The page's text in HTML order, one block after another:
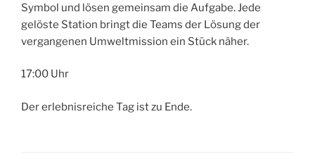
Symbol und lösen gemeinsam die Aufgabe. Jede
gelöste Station bringt die Teams der Lösung der
vergangenen Umweltmission ein Stück näher.
17:00 Uhr
Der erlebnisreiche Tag ist zu Ende.